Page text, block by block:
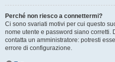
Perché non riesco a connettermi?
Ci sono svariati motivi per cui questo
nome utente e password siano corretti.
contatta un amministratore: potresti
errore di configurazione.